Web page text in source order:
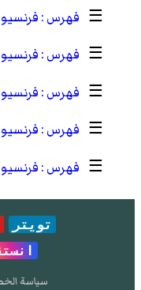
☰
☰
☰
☰
☰
تويتر
سياسة